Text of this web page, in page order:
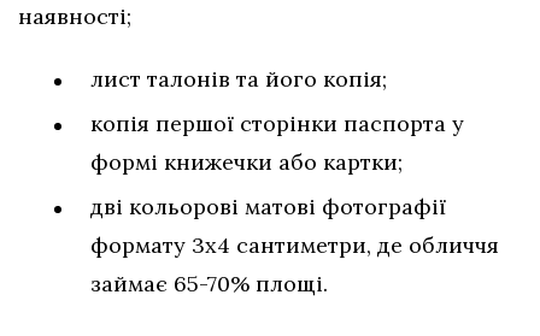
наявності;
лист талонів та його копія;
копія першої сторінки паспорта у
формі книжечки або картки;
дві кольорові матові фотографії
формату 3х4 сантиметри, де обличчя
займає 65-70% площі.